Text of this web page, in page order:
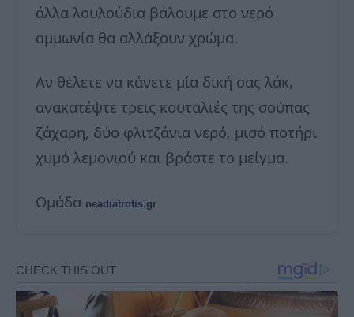
άλλα λουλούδια βάλουμε στο νερό
αμμωνία θα αλλάξουν χρώμα.
Αν θέλετε να κάνετε μία δική σας λάκ,
ανακατέψτε τρεις κουταλιές της σούπας
ζάχαρη, δύο φλιτζάνια νερό, μισό ποτήρι
χυμό λεμονιού και βράστε το μείγμα.
Ομάδα neadiatrofis.gr